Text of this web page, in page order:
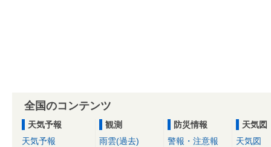
全国のコンテンツ
天気予報
天気予報
観測
雨雲(過去)
防災情報
警報・注意報
天気図
天気図